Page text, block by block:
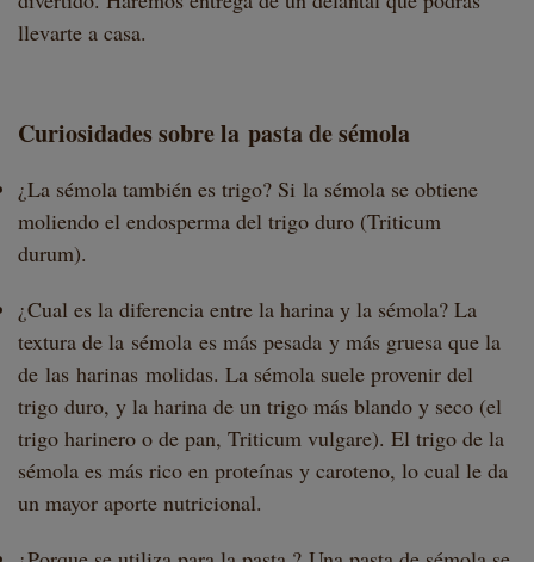
llevarte a casa.
Curiosidades sobre la pasta de sémola
¿La sémola también es trigo? Si la sémola se obtiene
moliendo el endosperma del trigo duro (Triticum
durum).
¿Cual es la diferencia entre la harina y la sémola? La
textura de la sémola es más pesada y más gruesa que la
de las harinas molidas. La sémola suele provenir del
trigo duro, y la harina de un trigo más blando y seco (el
trigo harinero o de pan, Triticum vulgare). El trigo de la
sémola es más rico en proteínas y caroteno, lo cual le da
un mayor aporte nutricional.